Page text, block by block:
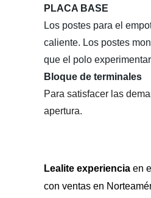
PLACA BASE
Los postes para el
caliente. Los postes
que el polo
Bloque de terminales
Para satisfacer las
apertura.
Lealite experiencia en
con ventas en